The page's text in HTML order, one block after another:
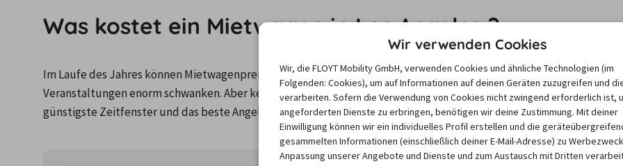
Was kostet ein Mietwagen in Los Angeles ?
Im Laufe des Jahres können Mietwagenpreise durch Faktoren wie saisonale Nachfrage, Feiertage oder lokale
Veranstaltungen enorm schwanken. Aber keine Panik: Unser Mietwagen-Preisbarometer hilft immer, das
günstigste Zeitfenster und das beste Angebot für den Mietwagen zu finden - versprochen!
Wir verwenden Cookies
Wir, die FLOYT Mobility GmbH, verwenden Cookies und ähnliche Technologien (im
Folgenden: Cookies), um auf Informationen auf deinen Geräten zuzugreifen und
verarbeiten. Sofern die Verwendung von Cookies nicht zwingend erforderlich ist,
angeforderten Dienste zu erbringen, benötigen wir deine Zustimmung. Mit deiner
Einwilligung können wir ein individuelles Profil erstellen und die
gesammelten Informationen (einschließlich deiner E-Mail-Adresse) zu
Anpassung unserer Angebote und Dienste und zum Austausch mit Dritten